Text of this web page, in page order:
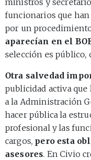
funcionarios que han
por un
aparecían en el
selección es público,
Otra salvedad
publicidad activa
a la Administración
hacer pública la
profesional y las
cargos, pero esta
asesores. En Civio